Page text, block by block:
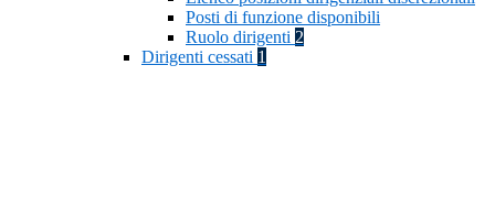
Posti di funzione disponibili
Ruolo dirigenti 2
Dirigenti cessati 1